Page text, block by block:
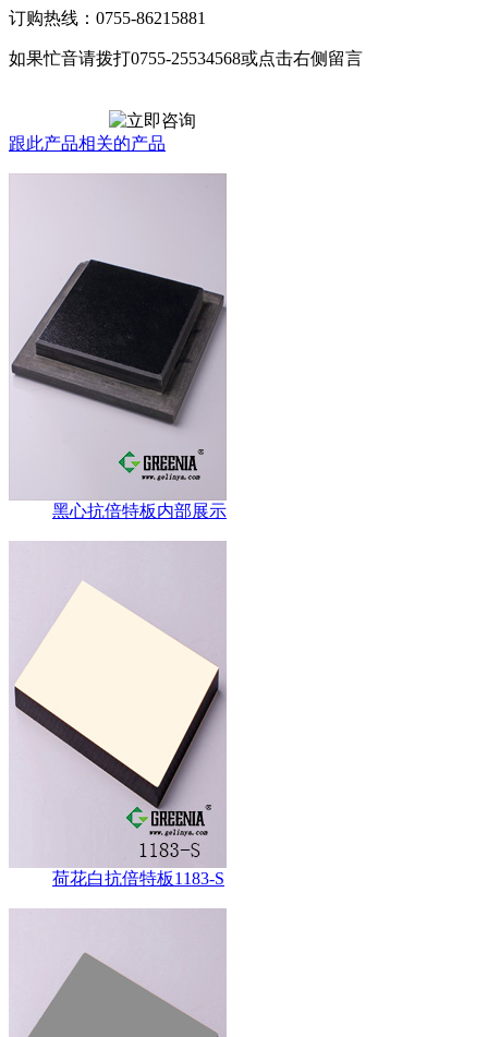
订购热线：0755-86215881
如果忙音请拨打0755-25534568或点击右侧留言
跟此产品相关的产品
黑心抗倍特板内部展示
荷花白抗倍特板1183-S